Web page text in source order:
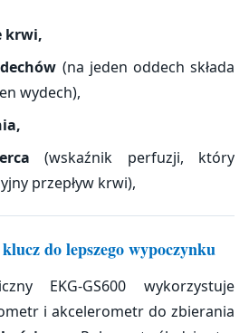
krwi,
(na jeden oddech składa
wydech),
(wskaźnik perfuzji, który
przepływ krwi),
do lepszego wypoczynku
EKG-GS600 wykorzystuje
i akcelerometr do zbierania